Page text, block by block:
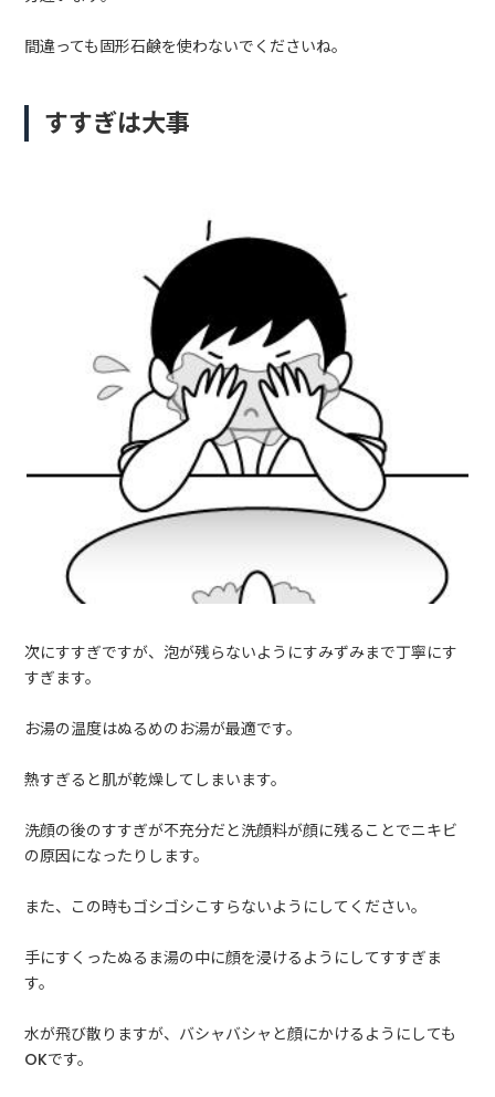
間違っても固形石鹸を使わないでくださいね。
すすぎは大事
次にすすぎですが、泡が残らないようにすみずみまで丁寧にす
すぎます。
お湯の温度はぬるめのお湯が最適です。
熱すぎると肌が乾燥してしまいます。
洗顔の後のすすぎが不充分だと洗顔料が顔に残ることでニキビ
の原因になったりします。
また、この時もゴシゴシこすらないようにしてください。
手にすくったぬるま湯の中に顔を浸けるようにしてすすぎま
す。
水が飛び散りますが、バシャバシャと顔にかけるようにしても
OKです。